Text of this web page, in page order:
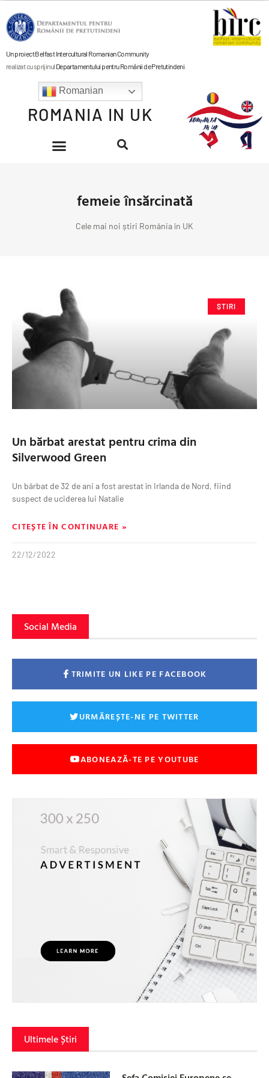
Romanian
ROMANIA IN UK
Un proiect Belfast Intercultural Romanian Community
realizat cu sprijinul Departamentului pentru Românii de Pretutindeni
femeie însărcinată
Cele mai noi știri România în UK
ȘTIRI
Un bărbat arestat pentru crima din
Silverwood Green
Un bărbat de 32 de ani a fost arestat în Irlanda de Nord, fiind
suspect de uciderea lui Natalie
CITEȘTE ÎN CONTINUARE »
22/12/2022
Social Media
TRIMITE UN LIKE PE FACEBOOK
URMĂREȘTE-NE PE TWITTER
ABONEAZĂ-TE PE YOUTUBE
Ultimele Știri